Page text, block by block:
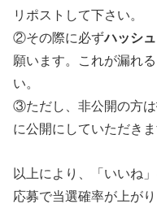
リポストして下さい。
②その際に必ずハッシ
願います。これが漏れ
い。
③ただし、非公開の方
に公開にしていただき
以上により、「いいね
応募で当選確率が上がり